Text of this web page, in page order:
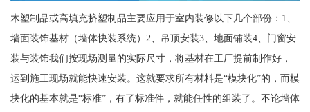
木塑制品或高填充挤塑制品主要应用于室内装修以下几个部份：1、
墙面装饰基材（墙体快装系统）2、吊顶安装3、地面铺装4、门窗安
装与装饰我们按现场测量的实际尺寸，将基材在工厂提前制作好，
运到施工现场就能快速安装。这就要求所有材料是“模块化”的，而模
块化的基本就是“标准”，有了标准件，就能任性的组装了。不论墙体